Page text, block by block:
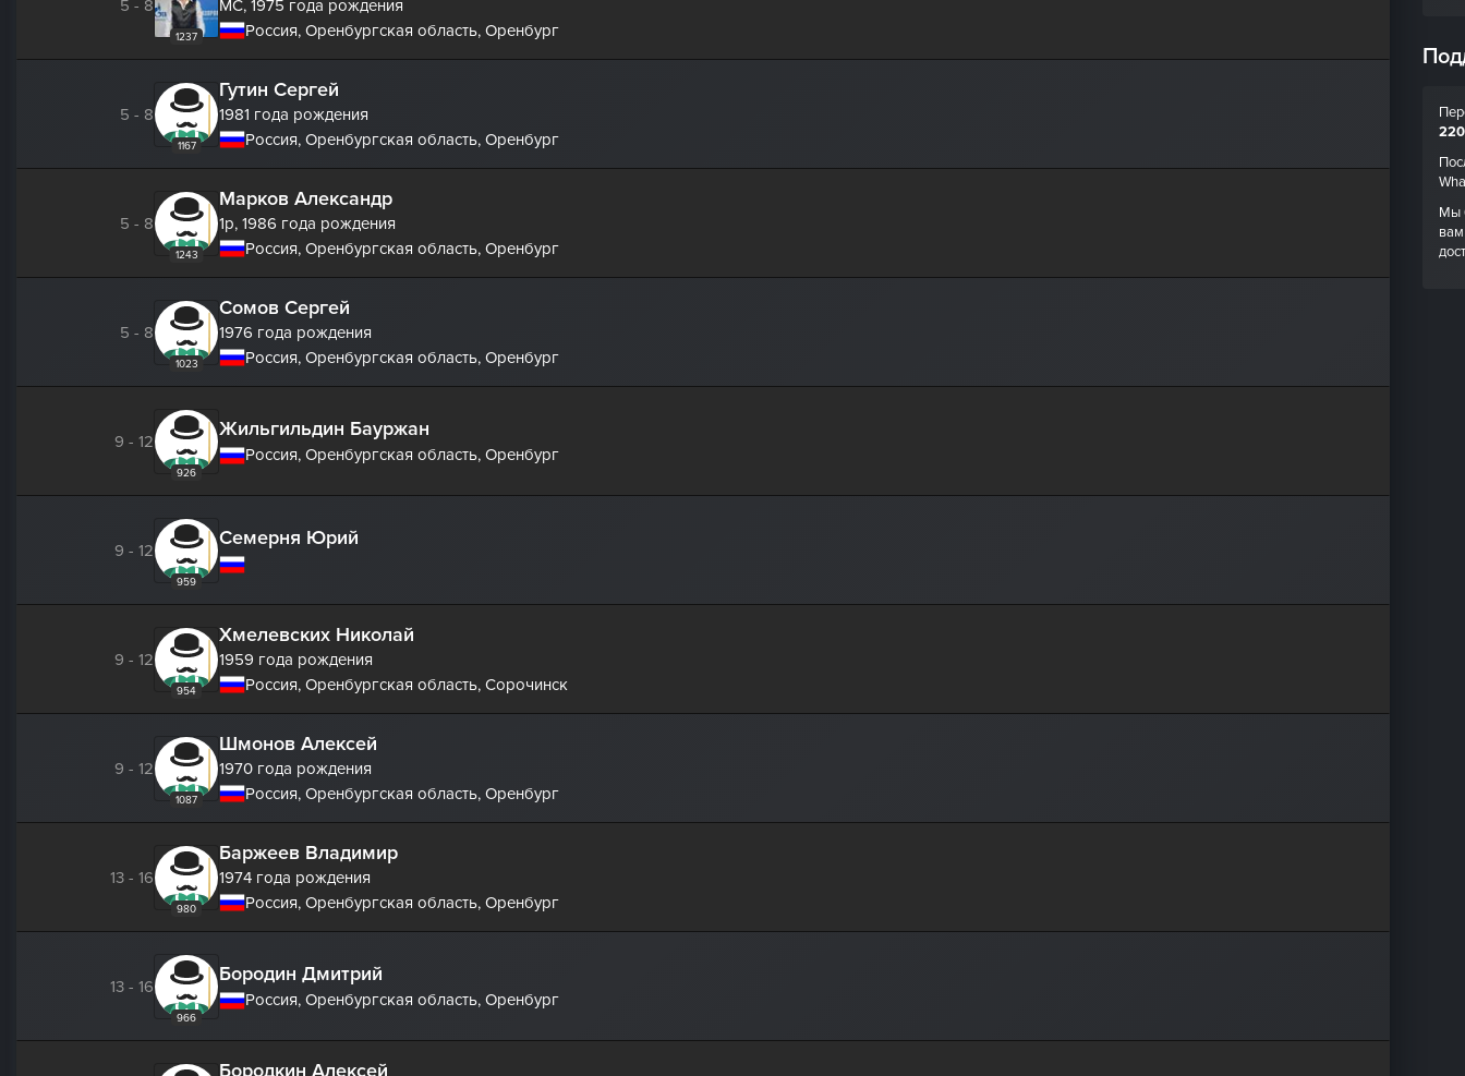
5 - 8
1237
МС, 1975 года рождения
Россия, Оренбургская область, Оренбург
5 - 8
1167
Гутин Сергей
1981 года рождения
Россия, Оренбургская область, Оренбург
5 - 8
1243
Марков Александр
1р, 1986 года рождения
Россия, Оренбургская область, Оренбург
5 - 8
1023
Сомов Сергей
1976 года рождения
Россия, Оренбургская область, Оренбург
9 - 12
926
Жильгильдин Бауржан
Россия, Оренбургская область, Оренбург
9 - 12
959
Семерня Юрий
9 - 12
954
Хмелевских Николай
1959 года рождения
Россия, Оренбургская область, Сорочинск
9 - 12
1087
Шмонов Алексей
1970 года рождения
Россия, Оренбургская область, Оренбург
13 - 16
980
Баржеев Владимир
1974 года рождения
Россия, Оренбургская область, Оренбург
13 - 16
966
Бородин Дмитрий
Россия, Оренбургская область, Оренбург
Бородкин Алексей
Мы